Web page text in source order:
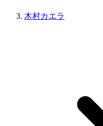
木村カエラ